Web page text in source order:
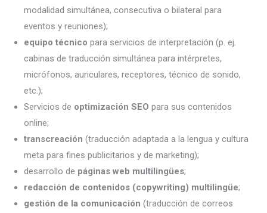
modalidad simultánea, consecutiva o bilateral para
eventos y reuniones);
equipo técnico para servicios de interpretación (p. ej.
cabinas de traducción simultánea para intérpretes,
micrófonos, auriculares, receptores, técnico de sonido,
etc.);
Servicios de optimización SEO para sus contenidos
online;
transcreación (traducción adaptada a la lengua y cultura
meta para fines publicitarios y de marketing);
desarrollo de páginas web multilingües;
redacción de contenidos (copywriting) multilingüe;
gestión de la comunicación (traducción de correos